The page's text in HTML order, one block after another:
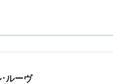
ルーヴ